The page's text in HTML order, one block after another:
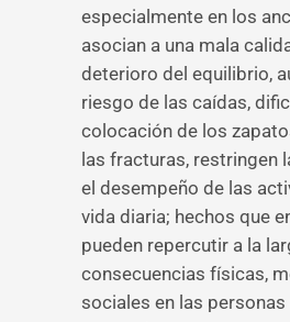
especialmente en los
asocian a una mala
deterioro del equilibrio,
riesgo de las caídas,
colocación de los
las fracturas, restringen
el desempeño de las
vida diaria; hechos que
pueden repercutir a la
consecuencias físicas,
sociales en las personas